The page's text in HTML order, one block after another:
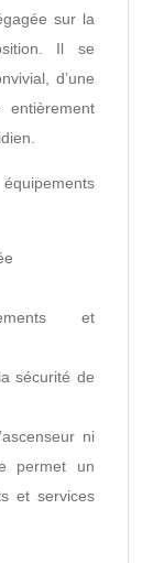
sur la
Il se
d’une
entièrement
et
sécurité de
ni
permet un
et services